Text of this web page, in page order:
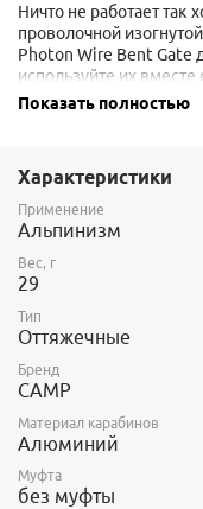
Ничто не работает так
проволочной
Photon Wire Bent Gate
используйте их
вщелкивания во время
Показать полностью
Характеристики
Применение
Альпинизм
Вес, г
29
Тип
Оттяжечные
Бренд
CAMP
Материал карабинов
Алюминий
Муфта
без муфты